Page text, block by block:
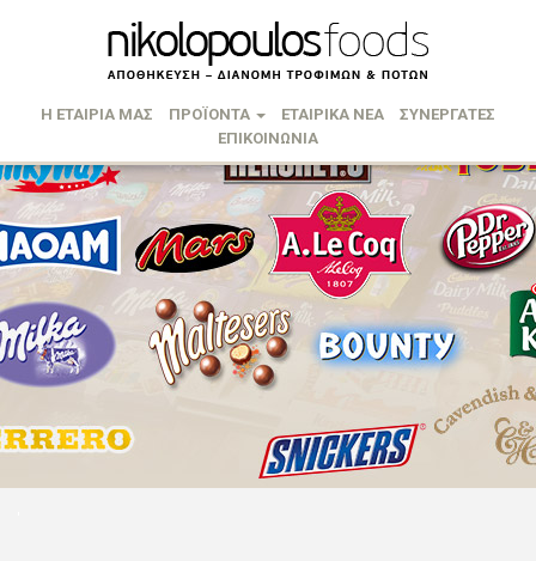
Η ΕΤΑΙΡΙΑ ΜΑΣ ΠΡΟΪΟΝΤΑ ΕΤΑΙΡΙΚΑ ΝΕΑ
ΣΥΝΕΡΓΑΤΕΣ
ΕΠΙΚΟΙΝΩΝΙΑ